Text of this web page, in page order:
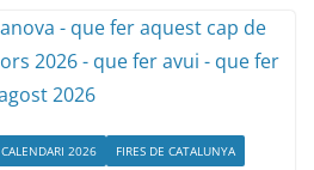
CALENDARI 2026 FIRES DE CATALUNYA